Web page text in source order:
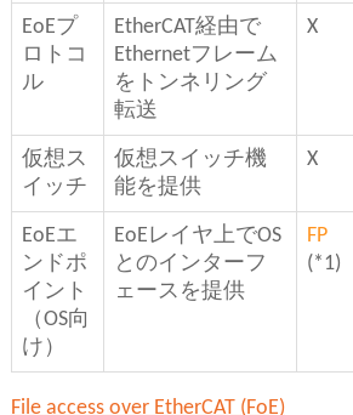
EoEプ
ロトコ
ル
EtherCAT経由で
Ethernetフレーム
をトンネリング
転送
X
仮想ス
イッチ
仮想スイッチ機
能を提供
X
EoEエ
ンドポ
イント
（OS向
け）
EoEレイヤ上でOS
とのインターフ
ェースを提供
FP
(*1)
File access over EtherCAT (FoE)